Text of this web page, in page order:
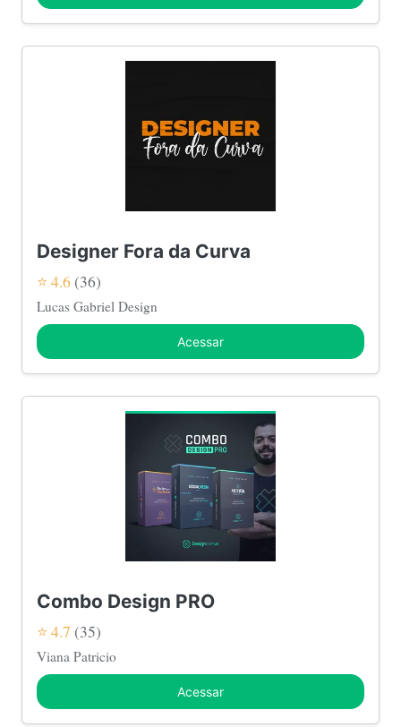
Designer Fora da Curva
⭐ 4.6 (36)
Lucas Gabriel Design
Acessar
Combo Design PRO
⭐ 4.7 (35)
Viana Patricio
Acessar